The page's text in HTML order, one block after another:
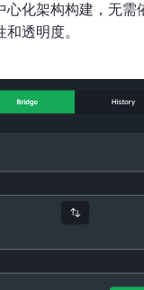
心化架构构建，无需
透明度。